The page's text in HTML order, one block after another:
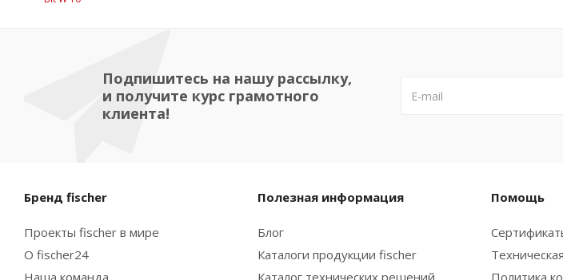
Подпишитесь на нашу рассылку,
и получите курс грамотного
клиента!
Бренд fischer
Проекты fischer в мире
О fischer24
Наша команда
Полезная информация
Блог
Каталоги продукции fischer
Каталог технических решений
Помощь
Политика